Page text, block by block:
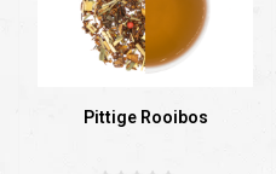
Pittige Rooibos